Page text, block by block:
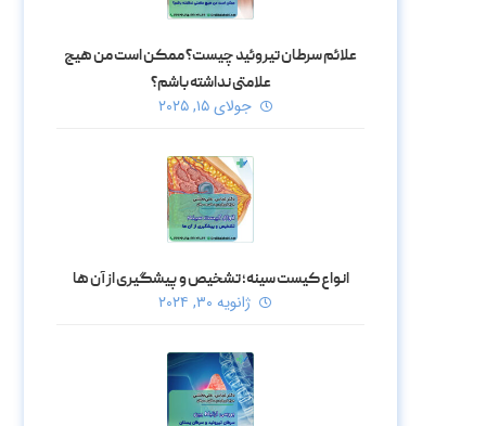
علائم سرطان تیروئید چیست؟ ممکن است من هیچ
علامتی نداشته باشم؟
جولای ۱۵, ۲۰۲۵
انواع کیست سینه؛ تشخیص و پیشگیری از آن ها
ژانویه ۳۰, ۲۰۲۴